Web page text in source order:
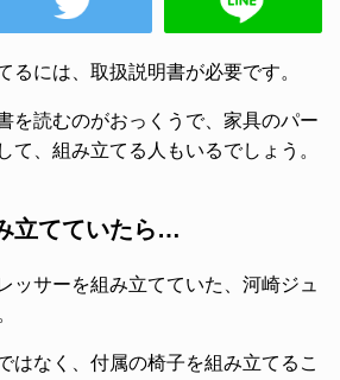
るには、取扱説明書が必要です。
を読むのがおっくうで、家具のパー
て、組み立てる人もいるでしょう。
立てていたら…
ッサーを組み立てていた、河崎ジュ
はなく、付属の椅子を組み立てるこ